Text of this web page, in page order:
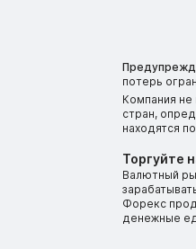
потерь
Компания
стран,
находятся
Торгуйте
Валютный
Форекс
денежные